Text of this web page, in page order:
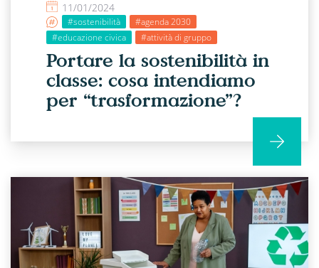
11/01/2024
#sostenibilità
#agenda 2030
#educazione civica
#attività di gruppo
Portare la sostenibilità in
classe: cosa intendiamo
per “trasformazione”?